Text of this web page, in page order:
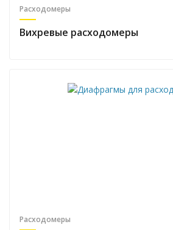
Расходомеры
Вихревые расходомеры
Расходомеры